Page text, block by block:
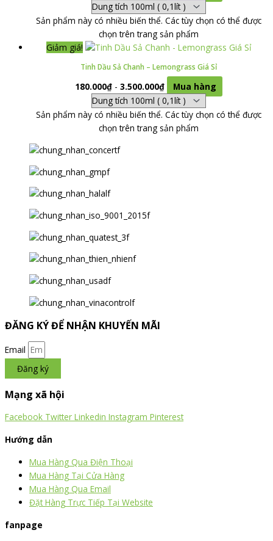
Sản phẩm này có nhiều biến thể. Các tùy chọn có thể được
chọn trên trang sản phẩm
Giảm giá!
Tinh Dầu Sả Chanh – Lemongrass Giá Sỉ
180.000₫- 3.500.000₫ Mua hàng
Sản phẩm này có nhiều biến thể. Các tùy chọn có thể được
chọn trên trang sản phẩm
ĐĂNG KÝ ĐỂ NHẬN KHUYẾN MÃI
Email
Đăng ký
Mạng xã hội
Facebook Twitter Linkedin Instagram Pinterest
Hướng dẫn
Mua Hàng Qua Điện Thoại
Mua Hàng Tại Cửa Hàng
Mua Hàng Qua Email
Đặt Hàng Trực Tiếp Tại Website
fanpage